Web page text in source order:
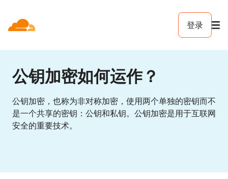
登录
公钥加密如何运作？
公钥加密，也称为非对称加密，使用两个单独的密钥而不
是一个共享的密钥：公钥和私钥。公钥加密是用于互联网
安全的重要技术。